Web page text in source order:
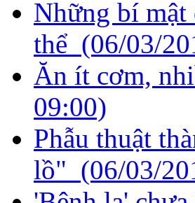
Những bí mật
thể (06/03/
Ăn ít cơm,
09:00)
Phẫu thuật
lồ" (06/03/